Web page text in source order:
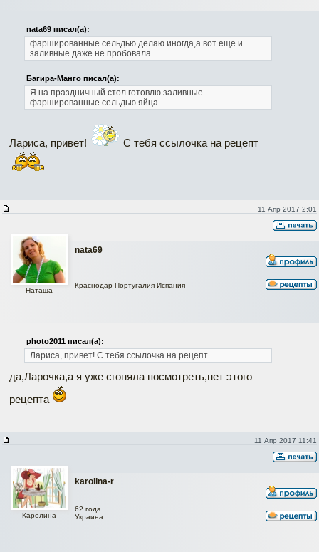
nata69 писал(а):
фаршированные сельдью делаю иногда,а вот еще и
заливные даже не пробовала
Багира-Манго писал(а):
Я на праздничный стол готовлю заливные
фаршированные сельдью яйца.
Лариса, привет! С тебя ссылочка на рецепт
11 Апр 2017 2:01
nata69
Наташа
Краснодар-Португалия-Испания
photo2011 писал(а):
Лариса, привет! С тебя ссылочка на рецепт
да,Ларочка,а я уже сгоняла посмотреть,нет этого
рецепта
11 Апр 2017 11:41
karolina-r
Каролина
62 года
Украина